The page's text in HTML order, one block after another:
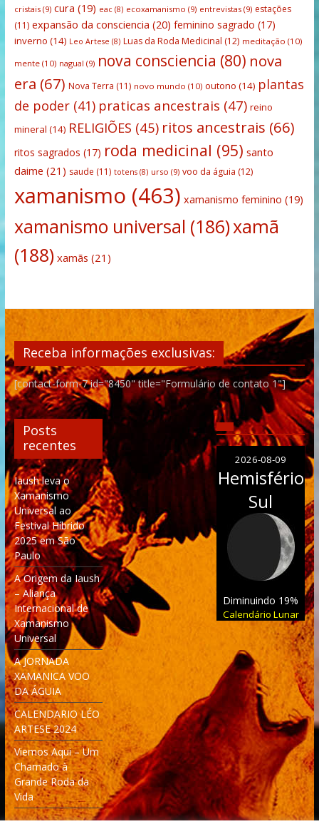
cristais(9) cura (19) eac(8) ecoxamanismo (9) entrevistas(9) estações
(11) expansão da consciencia (20) feminino sagrado (17)
inverno (14) Leo Artese (8) Luas da Roda Medicinal (12) meditação (10)
mente(10) nagual (9) nova consciencia (80) nova
era (67) Nova Terra (11) novo mundo (10) outono (14) plantas
de poder(41) praticas ancestrais (47) reino
mineral (14) RELIGIÕES (45) ritos ancestrais (66)
ritos sagrados (17) roda medicinal (95) santo
daime (21) saude (11) totens(8) urso (9) voo da águia (12)
xamanismo (463) xamanismo feminino (19)
xamanismo universal (186)xamã
(188) xamãs (21)
Receba informações exclusivas:
[contact-form-7 id="8450" title="Formulário de contato 1"]
Posts
recentes
Iaush leva o
Xamanismo
Universal ao
Festival Híbrido
2025 em São
Paulo
A Origem da Iaush
– Aliança
Internacional de
Xamanismo
Universal
A JORNADA
XAMANICA VOO
DA ÁGUIA
CALENDARIO LÉO
ARTESE 2024
Viemos Aqui – Um
Chamado à
Grande Roda da
Vida
2026-08-09
Hemisfério
Sul
Diminuindo 19%
Calendário Lunar